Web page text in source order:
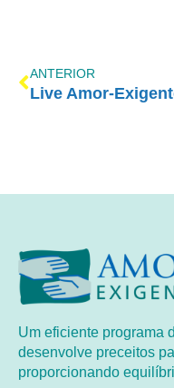
ANTERIOR
Um eficiente programa
desenvolve preceitos
proporcionando